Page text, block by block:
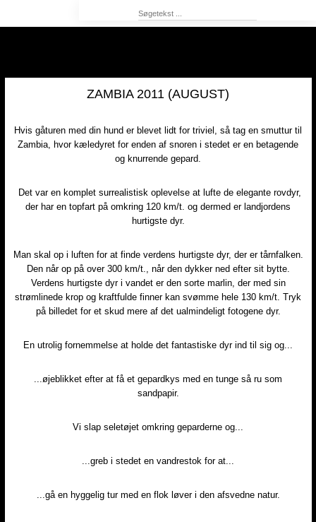
ZAMBIA 2011 (AUGUST)
Hvis gåturen med din hund er blevet lidt for triviel, så tag en smuttur til
Zambia, hvor kæledyret for enden af snoren i stedet er en betagende
og knurrende gepard.​
Det var en komplet surrealistisk oplevelse at lufte de elegante rovdyr,
der har en topfart på omkring 120 km/t. og dermed er landjordens
hurtigste dyr.​​
Man skal op i luften for at finde verdens hurtigste dyr, der er tårnfalken.
Den når op på over 300 km/t., når den dykker ned efter sit bytte.
Verdens hurtigste dyr i vandet er den sorte marlin, der med sin
strømlinede krop og kraftfulde finner kan svømme hele 130 km/t. Tryk
på billedet for et skud mere af det ualmindeligt fotogene dyr.​
En utrolig fornemmelse at holde det fantastiske dyr ind til sig og...​
...øjeblikket efter at få et gepardkys med en tunge så ru som
sandpapir.​
Vi slap seletøjet omkring geparderne og...​
...greb i stedet en vandrestok for at...​
...gå en hyggelig tur med en flok løver i den afsvedne natur.​